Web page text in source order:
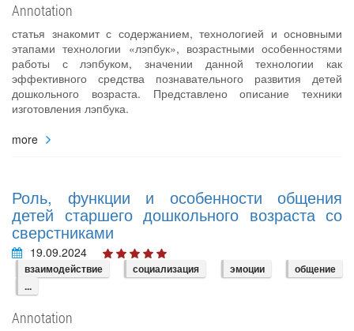
Annotation
статья знакомит с содержанием, технологией и основными
этапами технологии «лэпбук», возрастными особенностями
работы с лэпбуком, значении данной технологии как
эффективного средства познавательного развития детей
дошкольного возраста. Представлено описание техники
изготовления лэпбука.
more
Роль, функции и особенности общения
детей старшего дошкольного возраста со
сверстниками
19.09.2024
взаимодействие социализация эмоции
общение
...
Annotation